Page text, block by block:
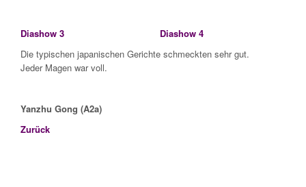
Diashow 3
Diashow 4
Die typischen japanischen Gerichte schmeckten sehr gut.
Jeder Magen war voll.
Yanzhu Gong (A2a)
Zurück